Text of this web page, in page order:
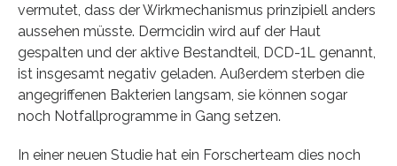
vermutet, dass der Wirkmechanismus prinzipiell anders
aussehen müsste. Dermcidin wird auf der Haut
gespalten und der aktive Bestandteil, DCD-1L genannt,
ist insgesamt negativ geladen. Außerdem sterben die
angegriffenen Bakterien langsam, sie können sogar
noch Notfallprogramme in Gang setzen.
In einer neuen Studie hat ein Forscherteam dies noch